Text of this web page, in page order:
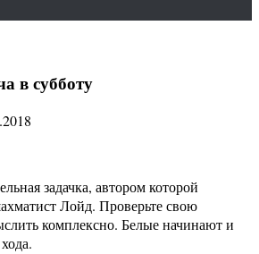
в субботу
задачка, автором которой
Лойд. Проверьте свою
комплексно. Белые начинают и